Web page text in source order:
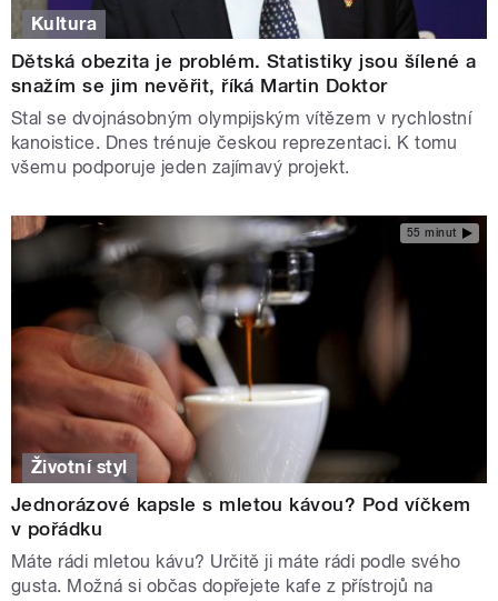
Kultura
Dětská obezita je problém. Statistiky jsou šílené a
snažím se jim nevěřit, říká Martin Doktor
Stal se dvojnásobným olympijským vítězem v rychlostní
kanoistice. Dnes trénuje českou reprezentaci. K tomu
všemu podporuje jeden zajímavý projekt.
55 minut
Životní styl
Jednorázové kapsle s mletou kávou? Pod víčkem
v pořádku
Máte rádi mletou kávu? Určitě ji máte rádi podle svého
gusta. Možná si občas dopřejete kafe z přístrojů na